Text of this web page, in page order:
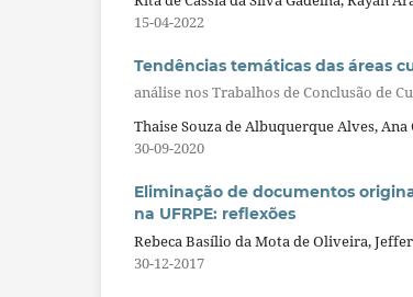
15-04-2022
Tendências temáticas das áreas
análise nos Trabalhos de Conclusão de
Thaise Souza de Albuquerque Alves,
30-09-2020
Eliminação de documentos
na UFRPE: reflexões
Rebeca Basílio da Mota de Oliveira,
30-12-2017